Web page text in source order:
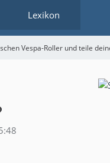
Lexikon
Vespa-Roller und teile